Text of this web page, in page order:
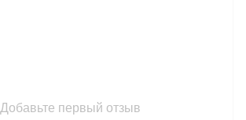
Добавьте первый отзыв